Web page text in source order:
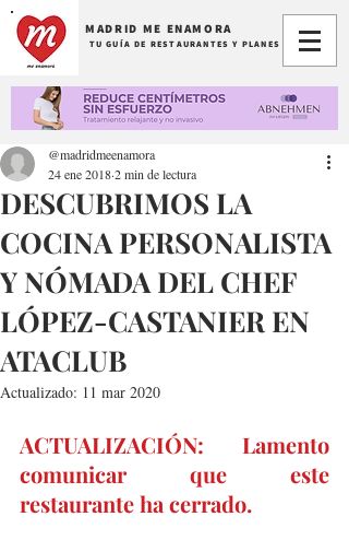
MADRID ME ENAMORA
TU GUÍA DE RESTAURANTES Y PLANES
DESCUBRIMOS LA
COCINA PERSONALISTA
Y NÓMADA DEL CHEF
LÓPEZ-CASTANIER EN
ATACLUB
@madridmeenamora
24 ene 20182 min de lectura
Actualizado: 11 mar 2020
ACTUALIZACIÓN: Lamento
comunicar que este
restaurante ha cerrado. ​